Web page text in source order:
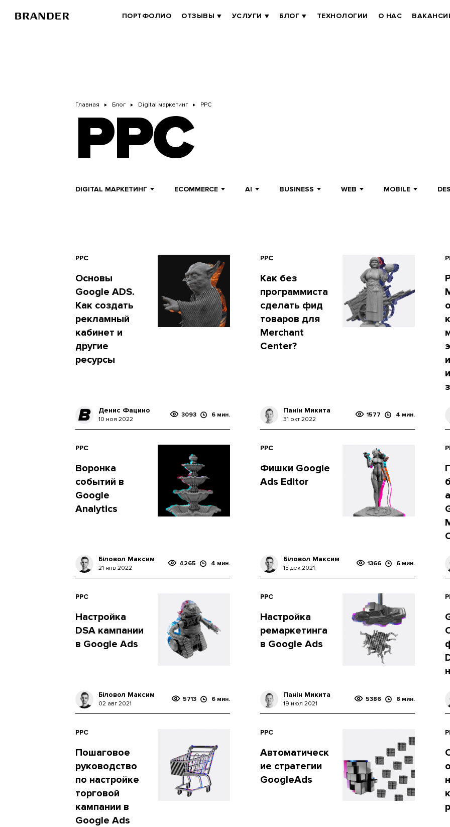
BRANDER
ПОРТФОЛИО ОТЗЫВЫ УСЛУГИ БЛОГ ТЕХНОЛОГИИ О НАС
Главная Блог Digital маркетинг PPC
PPC
DIGITAL МАРКЕТИНГ ECOMMERCE AI BUSINESS WEB MOBILE
PPC
Основы
Google ADS.
Как создать
рекламный
кабинет и
другие
ресурсы
Денис Фацино
10 ноя 2022
3093 6 мин.
PPC
Как без
программиста
сделать фид
товаров для
Merchant
Center?
Панін Микита
31 окт 2022
1577 4 мин.
PPC
Воронка
событий в
Google
Analytics
Біловол Максим
21 янв 2022
4265 4 мин.
PPC
Фишки Google
Ads Editor
Біловол Максим
15 дек 2021
1366 6 мин.
PPC
Настройка
DSA кампании
в Google Ads
Біловол Максим
02 авг 2021
5713 6 мин.
PPC
Настройка
ремаркетинга
в Google Ads
Панін Микита
19 июл 2021
5386 6 мин.
PPC
Пошаговое
руководство
по настройке
торговой
кампании в
Google Ads
PPC
Автоматическ
ие стратегии
GoogleAds